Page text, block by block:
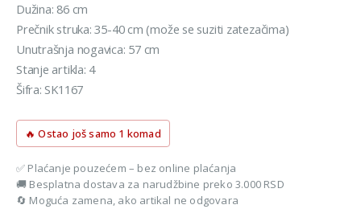
Dužina: 86 cm
Prečnik struka: 35-40 cm (može se suziti zatezačima)
Unutrašnja nogavica: 57 cm
Stanje artikla: 4
Šifra: SK1167
🔥 Ostao još samo 1 komad
✅ Plaćanje pouzećem – bez online plaćanja
🚚 Besplatna dostava za narudžbine preko 3.000 RSD
🔄 Moguća zamena, ako artikal ne odgovara